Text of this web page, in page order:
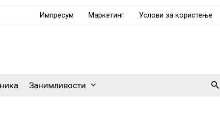
Импресум Маркетинг Услови за користење
Занимливости